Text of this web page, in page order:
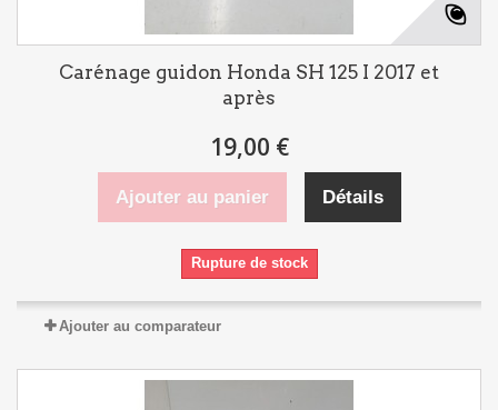
Carénage guidon Honda SH 125 I 2017 et
après
19,00 €
Ajouter au panier Détails
Rupture de stock
Ajouter au comparateur